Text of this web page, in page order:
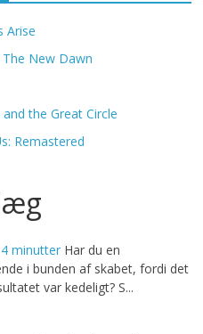
Arise
New Dawn
and the Great Circle
Remastered
minutter Har du en
i bunden af skabet, fordi det
var kedeligt? S...